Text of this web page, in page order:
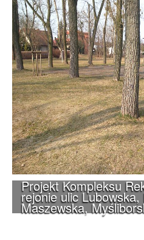
Projekt Kompleksu
rejonie ulic
Maszewska,